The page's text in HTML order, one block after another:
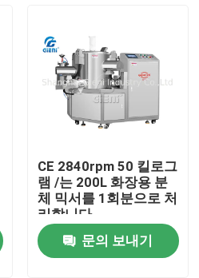
CE 2840rpm 50 킬로그
램 /는 200L 화장용 분
체 믹서를 1회분으로 처
리합니다
문의 보내기